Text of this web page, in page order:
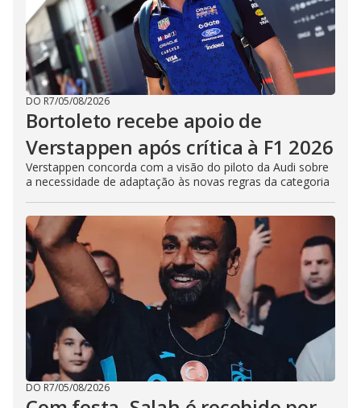
DO R7/05/08/2026
Bortoleto recebe apoio de
Verstappen após crítica à F1 2026
Verstappen concorda com a visão do piloto da Audi sobre
a necessidade de adaptação às novas regras da categoria
DO R7/05/08/2026